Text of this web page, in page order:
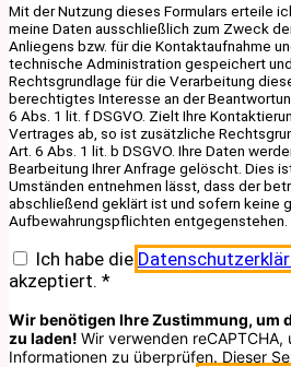
Mit der Nutzung dieses Formulars erteile
meine Daten ausschließlich zum Zweck
Anliegens bzw. für die Kontaktaufnahme
technische Administration gespeichert
Rechtsgrundlage für die Verarbeitung
berechtigtes Interesse an der
6 Abs. 1 lit. f DSGVO. Zielt Ihre
Vertrages ab, so ist zusätzliche
Art. 6 Abs. 1 lit. b DSGVO. Ihre Daten
Bearbeitung Ihrer Anfrage gelöscht. Dies
Umständen entnehmen lässt, dass der
abschließend geklärt ist und sofern keine
Aufbewahrungspflichten entgegenstehen.
Ich habe die
akzeptiert. *
Wir benötigen Ihre Zustimmung, um
zu laden! Wir verwenden
Informationen zu überprüfen. Dieser